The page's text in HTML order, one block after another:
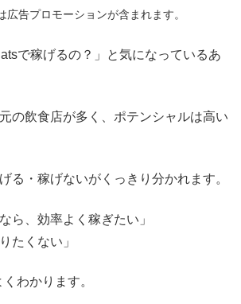
告プロモーションが含まれます。
で稼げるの？」と気になっているあ
の飲食店が多く、ポテンシャルは高い
る・稼げないがくっきり分かれます。
ら、効率よく稼ぎたい」
たくない」
わかります。